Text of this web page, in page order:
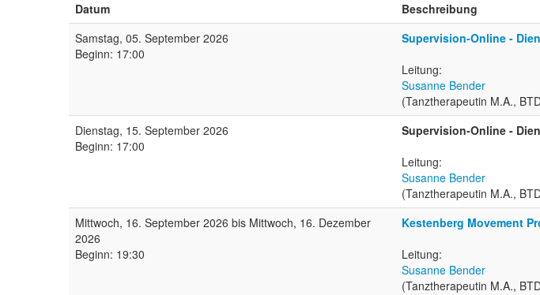
Datum Beschreibung
Samstag, 05. September 2026
Beginn: 17:00
Supervision-Online -
Leitung:
Susanne Bender
(Tanztherapeutin M.A.,
Dienstag, 15. September 2026
Beginn: 17:00
Supervision-Online -
Leitung:
Susanne Bender
(Tanztherapeutin M.A.,
Mittwoch, 16. September 2026 bis Mittwoch, 16. Dezember
2026
Beginn: 19:30
Kestenberg Movement
Leitung:
Susanne Bender
(Tanztherapeutin M.A.,